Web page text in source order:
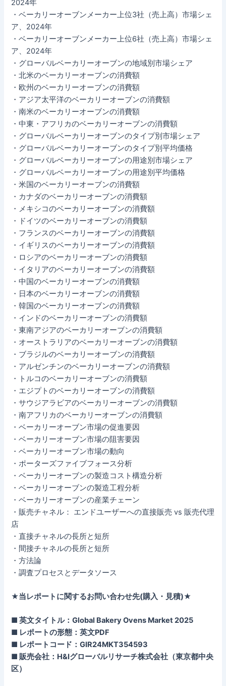
2024年
・ベーカリーオーブンメーカー上位3社（売上高）市場シェ
ア、2024年
・ベーカリーオーブンメーカー上位6社（売上高）市場シェ
ア、2024年
・グローバルベーカリーオーブンの地域別市場シェア
・北米のベーカリーオーブンの消費額
・欧州のベーカリーオーブンの消費額
・アジア太平洋のベーカリーオーブンの消費額
・南米のベーカリーオーブンの消費額
・中東・アフリカのベーカリーオーブンの消費額
・グローバルベーカリーオーブンのタイプ別市場シェア
・グローバルベーカリーオーブンのタイプ別平均価格
・グローバルベーカリーオーブンの用途別市場シェア
・グローバルベーカリーオーブンの用途別平均価格
・米国のベーカリーオーブンの消費額
・カナダのベーカリーオーブンの消費額
・メキシコのベーカリーオーブンの消費額
・ドイツのベーカリーオーブンの消費額
・フランスのベーカリーオーブンの消費額
・イギリスのベーカリーオーブンの消費額
・ロシアのベーカリーオーブンの消費額
・イタリアのベーカリーオーブンの消費額
・中国のベーカリーオーブンの消費額
・日本のベーカリーオーブンの消費額
・韓国のベーカリーオーブンの消費額
・インドのベーカリーオーブンの消費額
・東南アジアのベーカリーオーブンの消費額
・オーストラリアのベーカリーオーブンの消費額
・ブラジルのベーカリーオーブンの消費額
・アルゼンチンのベーカリーオーブンの消費額
・トルコのベーカリーオーブンの消費額
・エジプトのベーカリーオーブンの消費額
・サウジアラビアのベーカリーオーブンの消費額
・南アフリカのベーカリーオーブンの消費額
・ベーカリーオーブン市場の促進要因
・ベーカリーオーブン市場の阻害要因
・ベーカリーオーブン市場の動向
・ポーターズファイブフォース分析
・ベーカリーオーブンの製造コスト構造分析
・ベーカリーオーブンの製造工程分析
・ベーカリーオーブンの産業チェーン
・販売チャネル： エンドユーザーへの直接販売 vs 販売代理
店
・直接チャネルの長所と短所
・間接チャネルの長所と短所
・方法論
・調査プロセスとデータソース
★当レポートに関するお問い合わせ先(購入・見積)★
■ 英文タイトル：Global Bakery Ovens Market 2025
■ レポートの形態：英文PDF
■ レポートコード：GIR24MKT354593
■ 販売会社：H&Iグローバルリサーチ株式会社（東京都中央
区）